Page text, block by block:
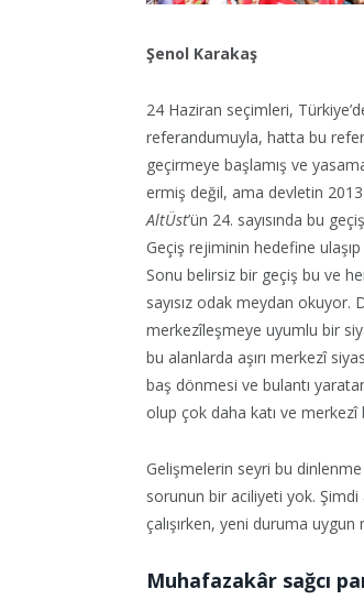
Şenol Karakaş
24 Haziran seçimleri,
referandumuyla, hatta bu
geçirmeye başlamış ve
ermiş değil, ama devletin 2013
AltÜst’ün 24. sayısında bu
Geçiş rejiminin hedefine
Sonu belirsiz bir geçiş bu ve
sayısız odak meydan okuyor.
merkezîleşmeye uyumlu bir
bu alanlarda aşırı merkezî
baş dönmesi ve bulantı
olup çok daha katı ve merkezî
Gelişmelerin seyri bu
sorunun bir aciliyeti yok.
çalışırken, yeni duruma
Muhafazakâr sağcı